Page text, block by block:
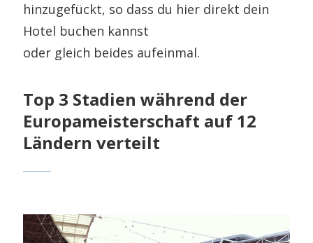
hinzugefückt, so dass du hier direkt dein
Hotel buchen kannst
oder gleich beides aufeinmal.
Top 3 Stadien während der
Europameisterschaft auf 12
Ländern verteilt